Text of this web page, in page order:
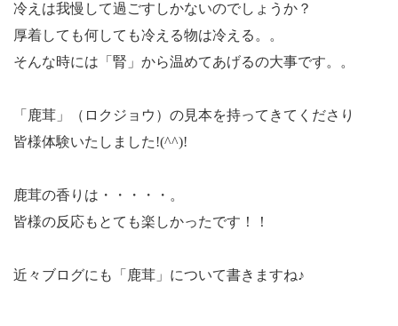
冷えは我慢して過ごすしかないのでしょうか？
厚着しても何しても冷える物は冷える。。
そんな時には「腎」から温めてあげるの大事です。。
「鹿茸」（ロクジョウ）の見本を持ってきてくださり
皆様体験いたしました!(^^)!
鹿茸の香りは・・・・・。
皆様の反応もとても楽しかったです！！
近々ブログにも「鹿茸」について書きますね♪